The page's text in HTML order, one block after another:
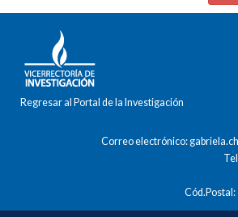
Regresar al Portal de la Investigación
Correo electrónico: